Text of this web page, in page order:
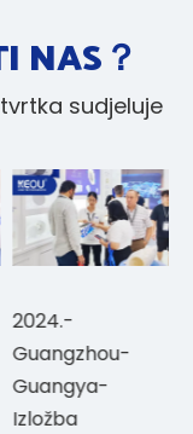
NAS？
sudjeluje
Izložba